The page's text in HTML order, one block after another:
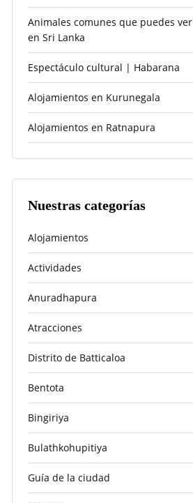
Animales comunes que puedes
en Sri Lanka
Espectáculo cultural | Habarana
Alojamientos en Kurunegala
Alojamientos en Ratnapura
Nuestras categorías
Alojamientos
Actividades
Anuradhapura
Atracciones
Distrito de Batticaloa
Bentota
Bingiriya
Bulathkohupitiya
Guía de la ciudad